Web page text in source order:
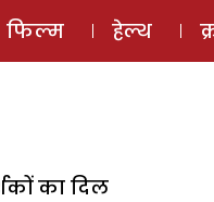
ई-मैगज़ीन
फिल्म हेल्थ
का दिल